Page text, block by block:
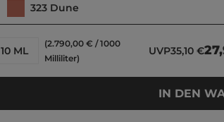
323 Dune
10 ML
(2.790,00 € / 1000
Milliliter)
UVP35,10 €
IN DEN